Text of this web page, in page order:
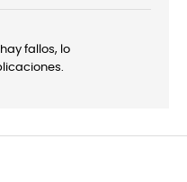
fallos, lo